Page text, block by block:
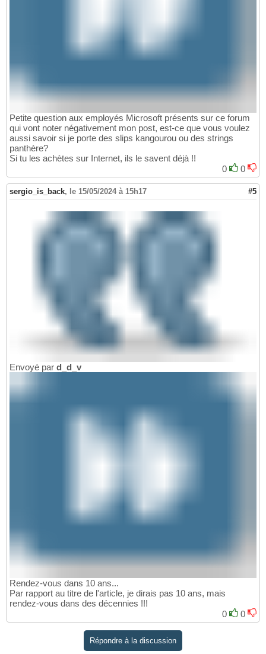
Petite question aux employés Microsoft présents sur ce forum
qui vont noter négativement mon post, est-ce que vous voulez
aussi savoir si je porte des slips kangourou ou des strings
panthère?
Si tu les achètes sur Internet, ils le savent déjà !!
0
0
sergio_is_back, le 15/05/2024 à 15h17 #5
Envoyé par d_d_v
Rendez-vous dans 10 ans...
Par rapport au titre de l'article, je dirais pas 10 ans, mais
rendez-vous dans des décennies !!!
0
0
Répondre à la discussion